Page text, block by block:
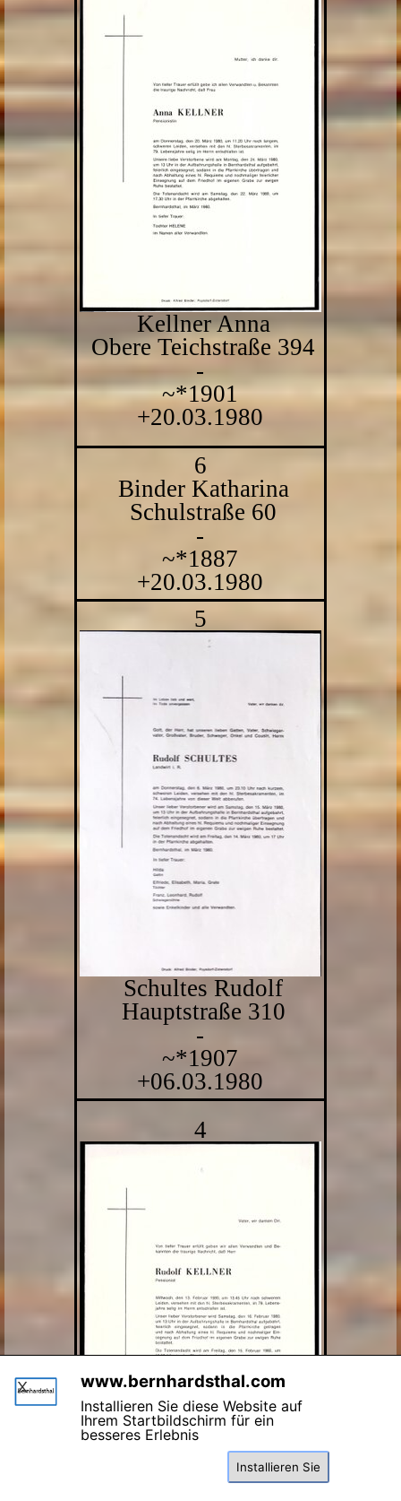
Kellner Anna
Obere Teichstraße 394
-
~*1901
+20.03.1980
6
Binder Katharina
Schulstraße 60
-
~*1887
+20.03.1980
5
Schultes Rudolf
Hauptstraße 310
-
~*1907
+06.03.1980
4
www.bernhardsthal.com
Installieren Sie diese Website auf
Ihrem Startbildschirm für ein
besseres Erlebnis
Installieren Sie
X
Diese Seite benutzt Cookies , lesen Sie bitte die Datenschutzhinweise.
Einverstanden